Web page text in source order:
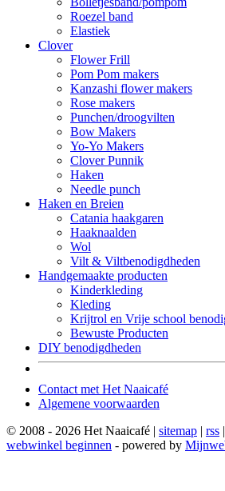
Roezel band
Elastiek
Clover
Flower Frill
Pom Pom makers
Kanzashi flower makers
Rose makers
Punchen/droogvilten
Bow Makers
Yo-Yo Makers
Clover Punnik
Haken
Needle punch
Haken en Breien
Catania haakgaren
Haaknaalden
Wol
Vilt & Viltbenodigdheden
Handgemaakte producten
Kinderkleding
Kleding
Krijtrol en Vrije school
Bewuste Producten
DIY benodigdheden
Contact met Het Naaicafé
Algemene voorwaarden
© 2008 - 2026 Het Naaicafé | sitemap | rss |
webwinkel beginnen - powered by